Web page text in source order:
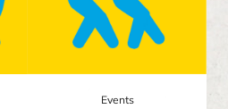
Events